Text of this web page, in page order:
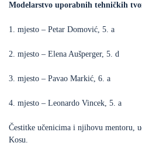
Modelarstvo uporabnih tehničkih
1. mjesto – Petar Domović, 5. a
2. mjesto – Elena Aušperger, 5. d
3. mjesto – Pavao Markić, 6. a
4. mjesto – Leonardo Vincek, 5. a
Čestitke učenicima i njihovu mentoru,
Kosu.